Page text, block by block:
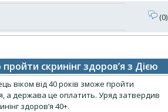
(0)
скринінг здоров’я з Дією
віком від 40 років зможе пройти
а держава це оплатить. Уряд затвердив
здоров’я 40+.